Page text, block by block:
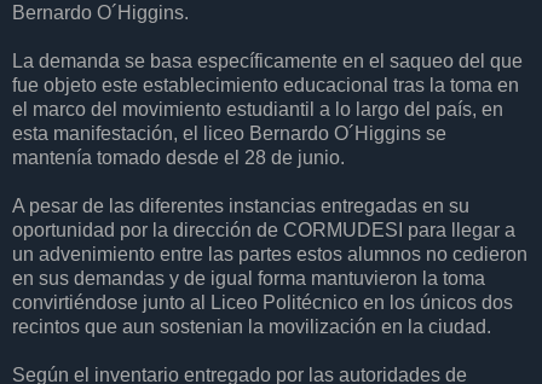
Bernardo O´Higgins.
La demanda se basa específicamente en el saqueo del que
fue objeto este establecimiento educacional tras la toma en
el marco del movimiento estudiantil a lo largo del país, en
esta manifestación, el liceo Bernardo O´Higgins se
mantenía tomado desde el 28 de junio.
A pesar de las diferentes instancias entregadas en su
oportunidad por la dirección de CORMUDESI para llegar a
un advenimiento entre las partes estos alumnos no cedieron
en sus demandas y de igual forma mantuvieron la toma
convirtiéndose junto al Liceo Politécnico en los únicos dos
recintos que aun sostenian la movilización en la ciudad.
Según el inventario entregado por las autoridades de